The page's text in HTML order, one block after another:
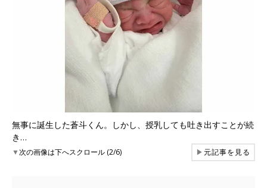
無事に誕生した蒼斗くん。しかし、授乳しても吐き出すことが続
き…
▼次の画像は下へスクロール (2/6) ▶元記事を見る